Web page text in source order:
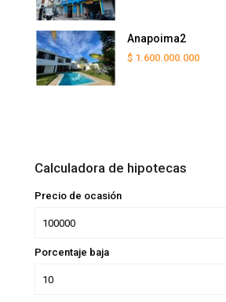
Anapoima2
$ 1.600.000.000
Calculadora de hipotecas
Precio de ocasión
Porcentaje baja